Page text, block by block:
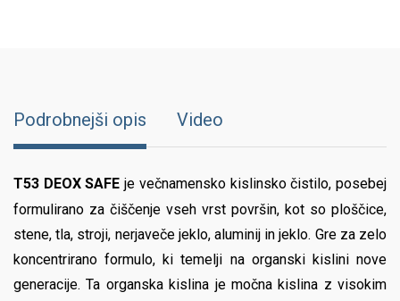
Podrobnejši opis Video
T53 DEOX SAFE je večnamensko kislinsko čistilo, posebej
formulirano za čiščenje vseh vrst površin, kot so ploščice,
stene, tla, stroji, nerjaveče jeklo, aluminij in jeklo. Gre za zelo
koncentrirano formulo, ki temelji na organski kislini nove
generacije. Ta organska kislina je močna kislina z visokim